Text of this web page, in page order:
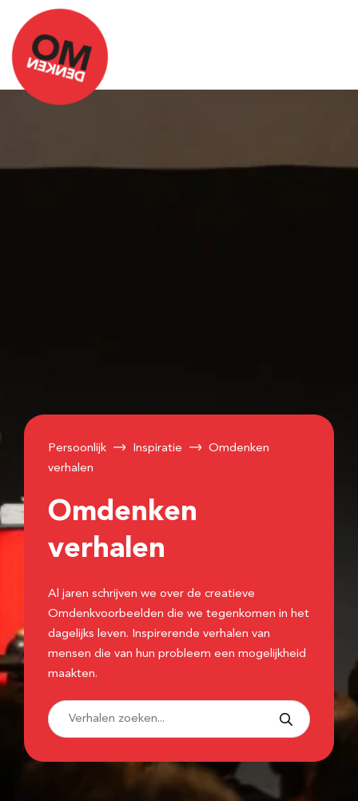
Persoonlijk Inspiratie
Omdenken
verhalen
Omdenken
verhalen
Al jaren schrijven we over de creatieve
Omdenkvoorbeelden die we tegenkomen in het
dagelijks leven. Inspirerende verhalen van
mensen die van hun probleem een mogelijkheid
maakten.